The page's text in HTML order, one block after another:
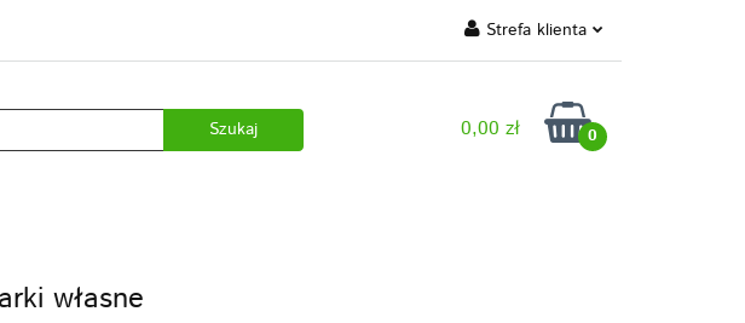
Strefa klienta
Zaloguj się
Zarejestruj się
0,00 zł 0
własne